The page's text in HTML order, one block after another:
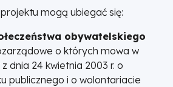
mogą ubiegać się:
obywatelskiego
o których mowa w
dnia 24 kwietnia 2003 r. o
publicznego i o wolontariacie